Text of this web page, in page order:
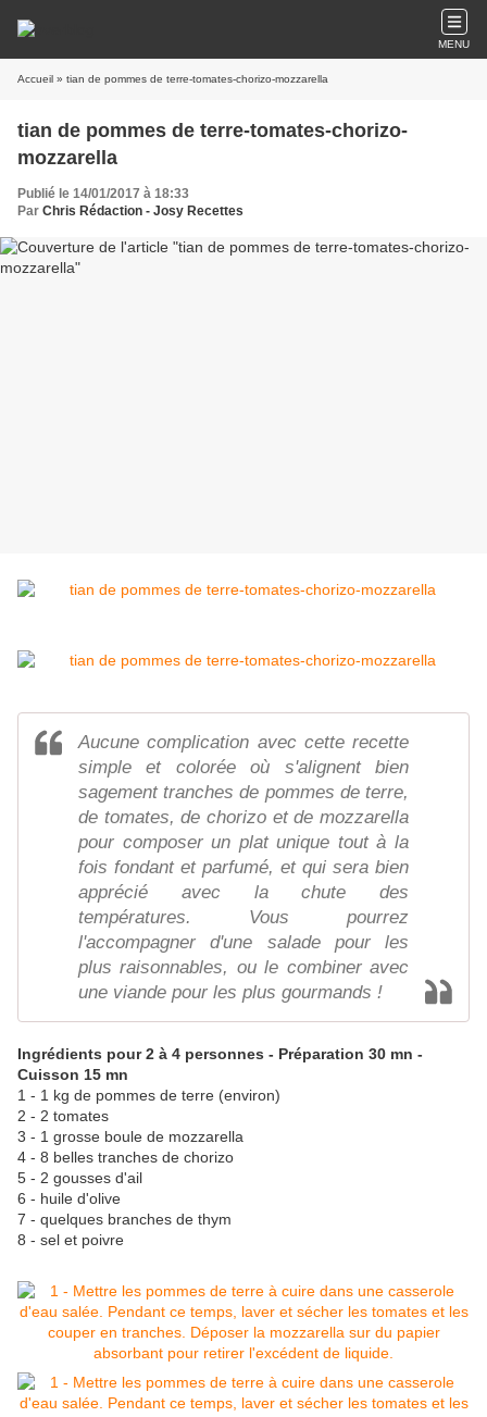
MENU
Accueil » tian de pommes de terre-tomates-chorizo-mozzarella
tian de pommes de terre-tomates-chorizo-
mozzarella
Publié le 14/01/2017 à 18:33
Par Chris Rédaction - Josy Recettes
Aucune complication avec cette recette
simple et colorée où s'alignent bien
sagement tranches de pommes de terre,
de tomates, de chorizo et de mozzarella
pour composer un plat unique tout à la
fois fondant et parfumé, et qui sera bien
apprécié avec la chute des
températures. Vous pourrez
l'accompagner d'une salade pour les
plus raisonnables, ou le combiner avec
une viande pour les plus gourmands !
Ingrédients pour 2 à 4 personnes - Préparation 30 mn -
Cuisson 15 mn
1 - 1 kg de pommes de terre (environ)
2 - 2 tomates
3 - 1 grosse boule de mozzarella
4 - 8 belles tranches de chorizo
5 - 2 gousses d'ail
6 - huile d'olive
7 - quelques branches de thym
8 - sel et poivre